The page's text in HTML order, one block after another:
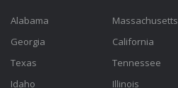
Alabama
Georgia
Texas
Idaho
Massachusetts
California
Tennessee
Illinois